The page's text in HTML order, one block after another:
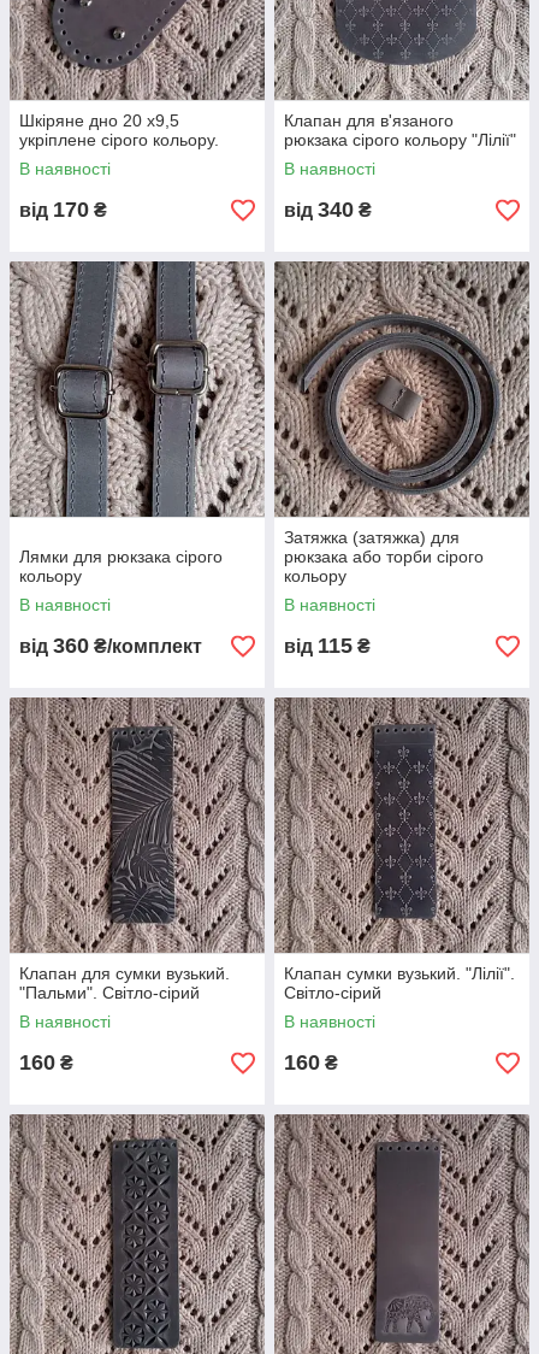
Шкіряне дно 20 х9,5
укріплене сірого кольору.
В наявності
від 170 ₴
Клапан для в'язаного
рюкзака сірого кольору "Лілії"
В наявності
від 340 ₴
Лямки для рюкзака сірого
кольору
В наявності
від 360 ₴/комплект
Затяжка (затяжка) для
рюкзака або торби сірого
кольору
В наявності
від 115 ₴
Клапан для сумки вузький.
"Пальми". Світло-сірий
В наявності
160 ₴
Клапан сумки вузький. "Лілії".
Світло-сірий
В наявності
160 ₴